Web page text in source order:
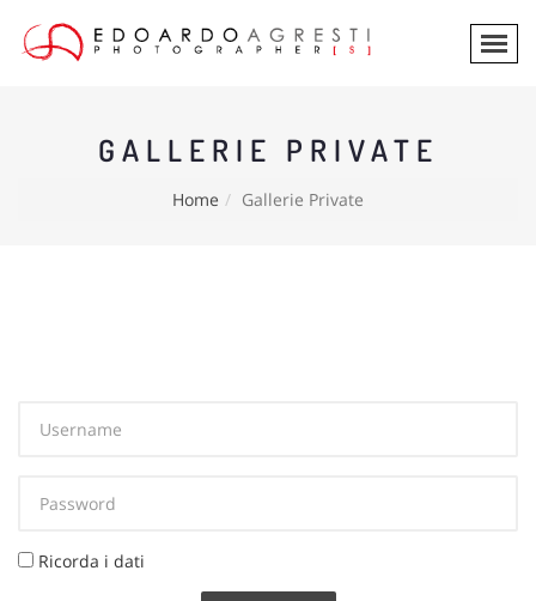
GALLERIE PRIVATE
Home Gallerie Private
Ricorda i dati